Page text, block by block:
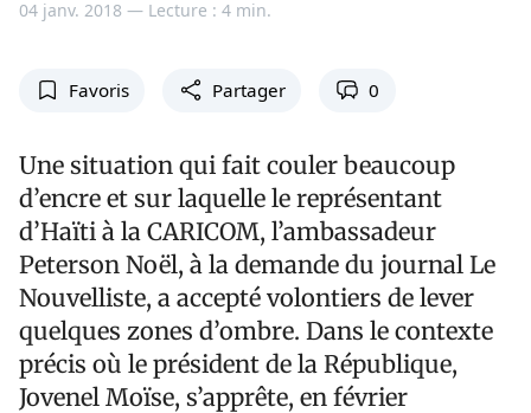
04 janv. 2018 — Lecture : 4 min.
Favoris Partager 0
Une situation qui fait couler beaucoup
d’encre et sur laquelle le représentant
d’Haïti à la CARICOM, l’ambassadeur
Peterson Noël, à la demande du journal Le
Nouvelliste, a accepté volontiers de lever
quelques zones d’ombre. Dans le contexte
précis où le président de la République,
Jovenel Moïse, s’apprête, en février